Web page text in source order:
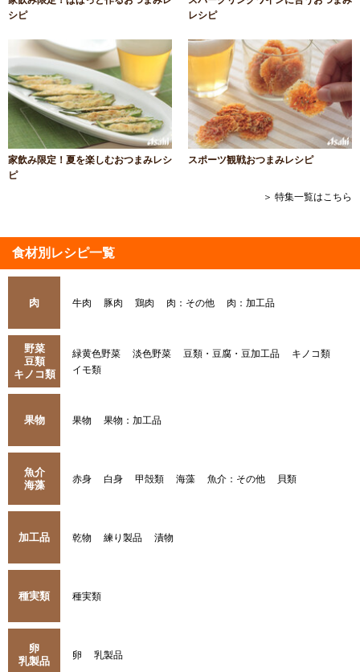
シピ
レシピ
家飲み限定！夏を楽しむおつまみレシ
ピ
スポーツ観戦おつまみレシピ
＞ 特集一覧はこちら
食材別レシピ一覧
肉 牛肉 豚肉 鶏肉 肉：その他 肉：加工品
野菜
豆類
キノコ類
緑黄色野菜 淡色野菜 豆類・豆腐・豆加工品
キノコ類
イモ類
果物 果物 果物：加工品
魚介
海藻
赤身 白身 甲殻類 海藻 魚介：その他 貝類
加工品 乾物 練り製品 漬物
種実類 種実類
卵
乳製品
卵 乳製品